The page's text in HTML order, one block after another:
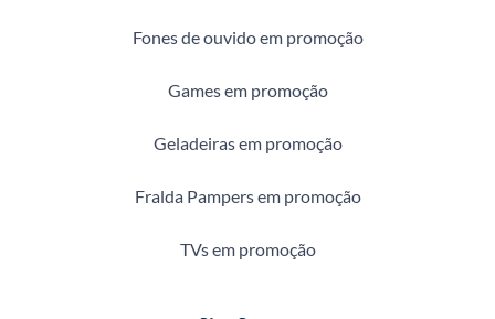
Fones de ouvido em promoção
Games em promoção
Geladeiras em promoção
Fralda Pampers em promoção
TVs em promoção